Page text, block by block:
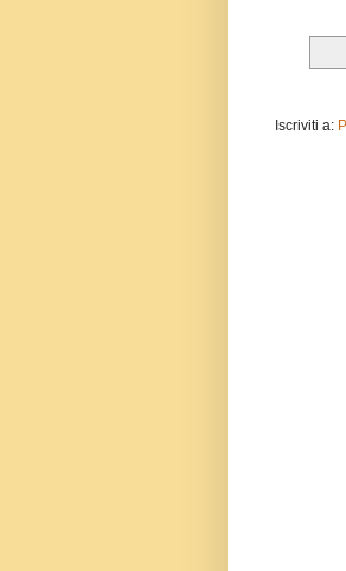
Iscriviti a: